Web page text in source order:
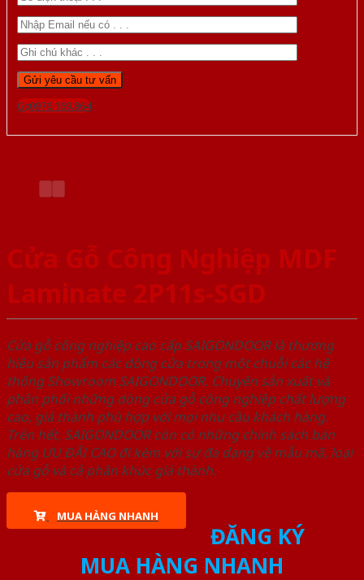
Gọi 0976.169.864
Cửa Gỗ Công Nghiệp MDF
Laminate 2P11s-SGD
Cửa gỗ công nghiệp cao cấp SAIGONDOOR là thương
hiệu sản phẩm các dòng cửa trong một chuỗi các hệ
thống Showroom SAIGONDOOR. Chuyên sản xuất và
phân phối những dòng cửa gỗ công nghiệp chất lượng
cao, giá thành phù hợp với mọi nhu cầu khách hàng.
Trên hết, SAIGONDOOR còn có những chính sách bán
hàng ƯU ĐÃI CAO đi kèm với sự đa dạng về mẫu mã, loại
cửa gỗ và cả phân khúc giá thành.
MUA HÀNG NHANH
ĐĂNG KÝ
MUA HÀNG NHANH